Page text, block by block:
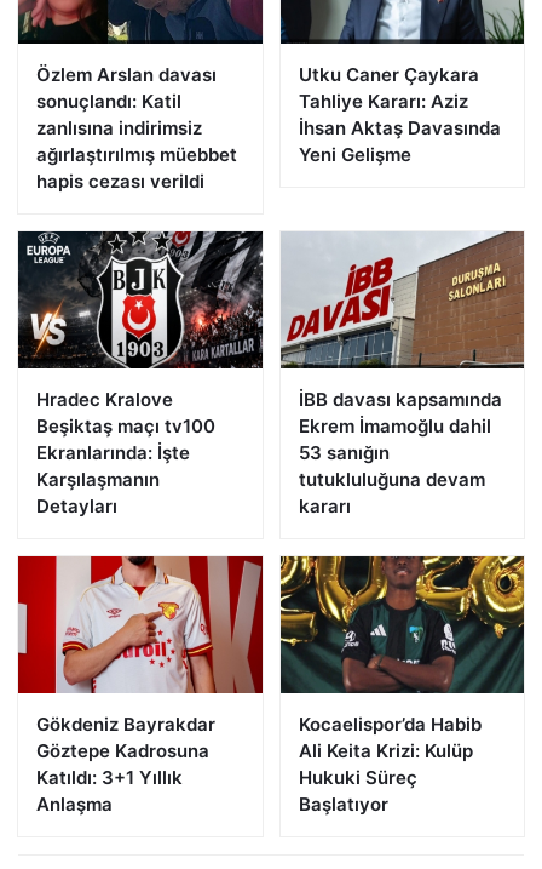
Özlem Arslan davası
sonuçlandı: Katil
zanlısına indirimsiz
ağırlaştırılmış müebbet
hapis cezası verildi
Utku Caner Çaykara
Tahliye Kararı: Aziz
İhsan Aktaş Davasında
Yeni Gelişme
Hradec Kralove
Beşiktaş maçı tv100
Ekranlarında: İşte
Karşılaşmanın
Detayları
İBB davası kapsamında
Ekrem İmamoğlu dahil
53 sanığın
tutukluluğuna devam
kararı
Gökdeniz Bayrakdar
Göztepe Kadrosuna
Katıldı: 3+1 Yıllık
Anlaşma
Kocaelispor’da Habib
Ali Keita Krizi: Kulüp
Hukuki Süreç
Başlatıyor